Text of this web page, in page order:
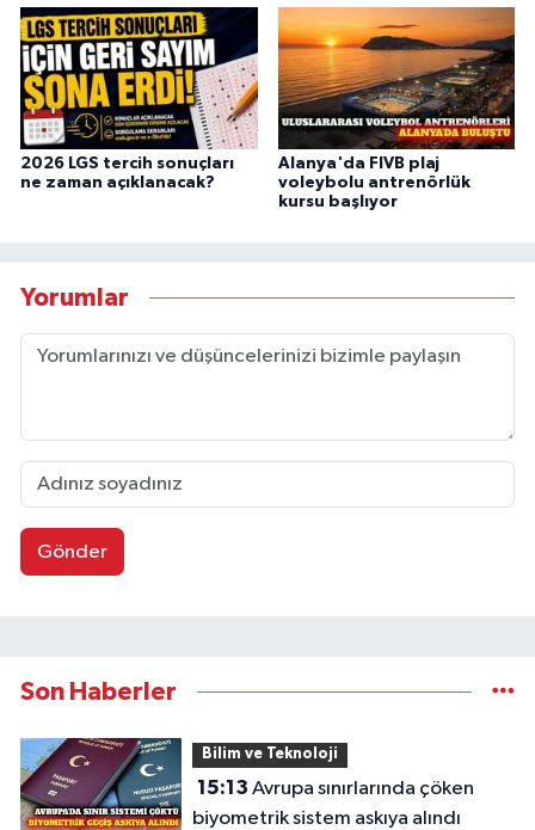
2026 LGS tercih sonuçları
ne zaman açıklanacak?
Alanya'da FIVB plaj
voleybolu antrenörlük
kursu başlıyor
Yorumlar
Gönder
Son Haberler
Bilim ve Teknoloji
15:13
biyometrik sistem askıya alındı